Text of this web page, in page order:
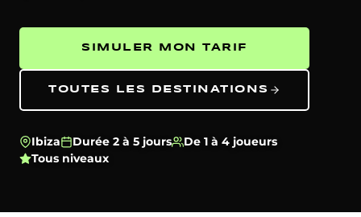
SIMULER MON TARIF
TOUTES LES DESTINATIONS
Ibiza Durée 2 à 5 jours
De 1 à 4 joueurs
Tous niveaux